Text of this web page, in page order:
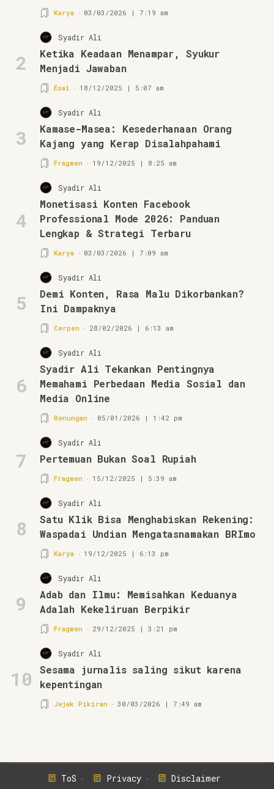
Karya 03/03/2026 | 7:19 am
2
Syadir Ali
Ketika Keadaan Menampar, Syukur
Menjadi Jawaban
Esai 18/12/2025 | 5:07 am
3
Syadir Ali
Kamase-Masea: Kesederhanaan Orang
Kajang yang Kerap Disalahpahami
Fragmen 19/12/2025 | 8:25 am
4
Syadir Ali
Monetisasi Konten Facebook
Professional Mode 2026: Panduan
Lengkap & Strategi Terbaru
Karya 03/03/2026 | 7:09 am
5
Syadir Ali
Demi Konten, Rasa Malu Dikorbankan?
Ini Dampaknya
Cerpen 28/02/2026 | 6:13 am
6
Syadir Ali
Syadir Ali Tekankan Pentingnya
Memahami Perbedaan Media Sosial dan
Media Online
Renungan 05/01/2026 | 1:42 pm
7
Syadir Ali
Pertemuan Bukan Soal Rupiah
Fragmen 15/12/2025 | 5:39 am
8
Syadir Ali
Satu Klik Bisa Menghabiskan Rekening:
Waspadai Undian Mengatasnamakan BRImo
Karya 19/12/2025 | 6:13 pm
9
Syadir Ali
Adab dan Ilmu: Memisahkan Keduanya
Adalah Kekeliruan Berpikir
Fragmen 29/12/2025 | 3:21 pm
10
Syadir Ali
Sesama jurnalis saling sikut karena
kepentingan
Jejak Pikiran 30/03/2026 | 7:49 am
ToS Privacy Disclaimer